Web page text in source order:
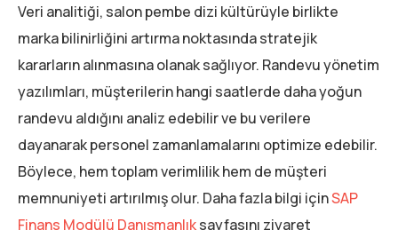
Veri analitiği, salon pembe dizi kültürüyle birlikte
marka bilinirliğini artırma noktasında stratejik
kararların alınmasına olanak sağlıyor. Randevu yönetim
yazılımları, müşterilerin hangi saatlerde daha yoğun
randevu aldığını analiz edebilir ve bu verilere
dayanarak personel zamanlamalarını optimize edebilir.
Böylece, hem toplam verimlilik hem de müşteri
memnuniyeti artırılmış olur. Daha fazla bilgi içinSAP
Finans Modülü Danışmanlıksayfasını ziyaret